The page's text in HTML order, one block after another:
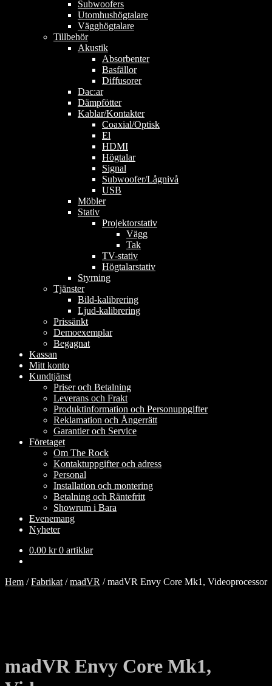
Subwoofers
Utomhushögtalare
Vägghögtalare
Tillbehör
Akustik
Absorbenter
Basfällor
Diffusorer
Dac:ar
Dämpfötter
Kablar/Kontakter
Coaxial/Optisk
El
HDMI
Högtalar
Signal
Subwoofer/Lågnivå
USB
Möbler
Stativ
Projektorstativ
Vägg
Tak
TV-stativ
Högtalarstativ
Styrning
Tjänster
Bild-kalibrering
Ljud-kalibrering
Prissänkt
Demoexemplar
Begagnat
Kassan
Mitt konto
Kundtjänst
Priser och Betalning
Leverans och Frakt
Produktinformation och Personuppgifter
Reklamation och Ångerrätt
Garantier och Service
Företaget
Om The Rock
Kontaktuppgifter och adress
Personal
Installation och montering
Betalning och Räntefritt
Showrum i Bara
Evenemang
Nyheter
0.00 kr 0 artiklar
Hem /Fabrikat /madVR /madVR Envy Core Mk1, Videoprocessor
madVR Envy Core Mk1,